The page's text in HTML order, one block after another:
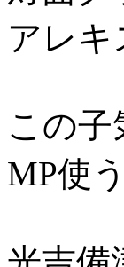
アレキ
この
MP使